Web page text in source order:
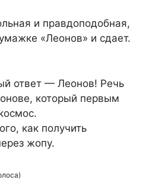
и правдоподобная,
«Леонов» и сдает.
ответ — Леонов! Речь
который первым
как получить
жопу.